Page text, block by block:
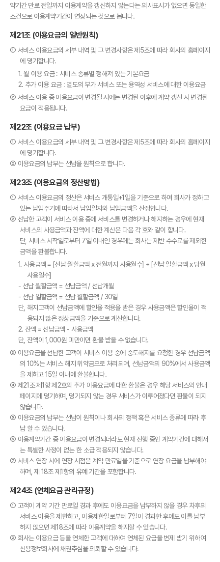
약기간 만료 전일까지 이용계약을 갱신하지 않는다는 의사표시가 없으면 동일한
조건으로 이용계약기간이 연장되는 것으로 봅니다.
제21조 (이용요금의 일반원칙)
① 서비스 이용요금의 세부 내역 및 그 변경사항은 제5조에 따라 회사의 홈페이지
에 명기합니다.
1. 월 이용 요금 : 서비스 종류별 정해져 있는 기본요금
2. 추가 이용 요금 : 별도의 부가 서비스 또는 용역성 서비스에 대한 이용요금
② 서비스 이용 중 이용요금이 변경될 시에는 변경된 이후에 계약 갱신 시 변경된
요금이 적용됩니다.
제22조 (이용요금 납부)
① 서비스 이용요금의 세부 내역 및 그 변경사항은 제5조에 따라 회사의 홈페이지
에 명기합니다.
② 이용요금의 납부는 선납을 원칙으로 합니다.
제23조 (이용요금의 정산방법)
① 서비스 이용요금의 정산은 서비스 개통일+1일을 기준으로 하여 회사가 정하고
있는 납입주기에 따라서 납입일자와 납입금액을 산정합니다.
② 선납한 고객이 서비스 이용 중에 서비스를 변경하거나 해지하는 경우에 현재
서비스의 사용금액과 잔액에 대한 계산은 다음 각 호와 같이 합니다.
단, 서비스 시작일로부터 7일 이내인 경우에는 회사는 제반 수수료를 제외한
금액을 환불합니다.
1. 사용금액 = [선납 월할금액 x 전월까지 사용월수] + [선납 일할금액 x 당월
사용일수]
- 선납 월할금액 = 선납금액 / 선납개월
- 선납 일할금액 = 선납 월할금액 / 30일
단, 해지고객이 선납금액에 할인율 적용을 받은 경우 사용금액은 할인율이 적
용되지 않은 정상금액을 기준으로 계산합니다.
2. 잔액 = 선납금액 - 사용금액
단, 잔액이 1,000원 미만이면 환불 받을 수 없습니다.
③ 이용요금을 선납한 고객이 서비스 이용 중에 중도해지를 요청한 경우 선납금액
의 10%는 서비스 해지 위약금으로 처리되며, 선납금액의 90%에서 사용금액
을 제하고 15일 이내에 환불합니다.
④ 제21조 제1항 제2호의 추가 이용요금에 대한 환불은 경우 해당 서비스의 안내
페이지에 명기하며, 명기되지 않는 경우 서비스가 이루어졌다면 환불이 되지
않습니다.
⑤ 이용요금의 납부는 선납이 원칙이나 회사의 정책 혹은 서비스 종류에 따라 후
납 할 수 있습니다.
⑥ 이용계약기간 중 이용요금이 변경되더라도 현재 진행 중인 계약기간에 대해서
는 특별한 사정이 없는 한 소급 적용되지 않습니다.
⑦ 서비스 연장 시에 연장 시점은 계약 만료일을 기준으로 연장 요금을 납부해야
하며, 제 18조 제1항의 유예 기간을 포함합니다.
제24조 (연체요금 관리규정)
① 고객이 계약 기간 만료일 경과 후에도 이용요금을 납부하지 않을 경우 차후의
서비스 이용을 제한하고, 이용제한일로부터 7일이 경과한 후에도 이를 납부
하지 않으면 제18조에 따라 이용계약을 해지할 수 있습니다.
② 회사는 이용요금 등을 연체한 고객에 대하여 연체된 요금을 변제 받기 위하여
신용정보회사에 채권추심을 의뢰할 수 있습니다.